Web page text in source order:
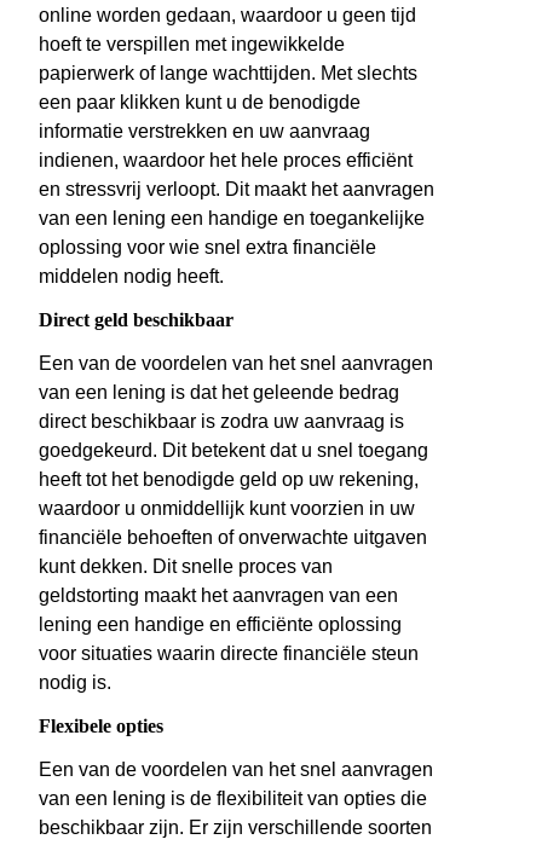
online worden gedaan, waardoor u geen tijd
hoeft te verspillen met ingewikkelde
papierwerk of lange wachttijden. Met slechts
een paar klikken kunt u de benodigde
informatie verstrekken en uw aanvraag
indienen, waardoor het hele proces efficiënt
en stressvrij verloopt. Dit maakt het aanvragen
van een lening een handige en toegankelijke
oplossing voor wie snel extra financiële
middelen nodig heeft.
Direct geld beschikbaar
Een van de voordelen van het snel aanvragen
van een lening is dat het geleende bedrag
direct beschikbaar is zodra uw aanvraag is
goedgekeurd. Dit betekent dat u snel toegang
heeft tot het benodigde geld op uw rekening,
waardoor u onmiddellijk kunt voorzien in uw
financiële behoeften of onverwachte uitgaven
kunt dekken. Dit snelle proces van
geldstorting maakt het aanvragen van een
lening een handige en efficiënte oplossing
voor situaties waarin directe financiële steun
nodig is.
Flexibele opties
Een van de voordelen van het snel aanvragen
van een lening is de flexibiliteit van opties die
beschikbaar zijn. Er zijn verschillende soorten